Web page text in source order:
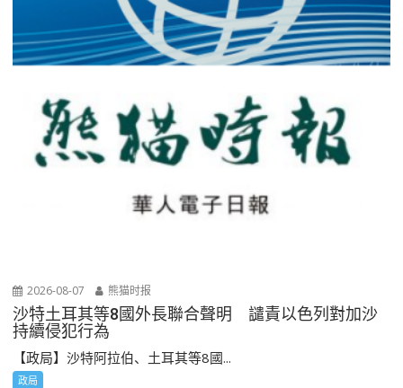
2026-08-07 熊猫时报
沙特土耳其等8國外長聯合聲明 譴責以色列對加沙
持續侵犯行為
【政局】沙特阿拉伯、土耳其等8國...
政局